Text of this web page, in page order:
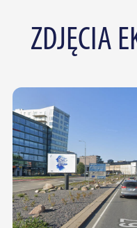
ZDJĘCIA